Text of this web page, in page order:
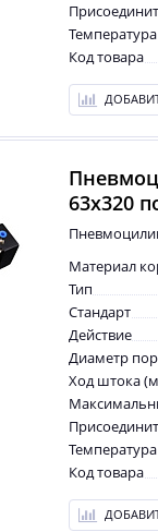
Код товара
63x320
Материал
Тип
Стандарт
Действие
Диаметр
Ход штока
Код товара